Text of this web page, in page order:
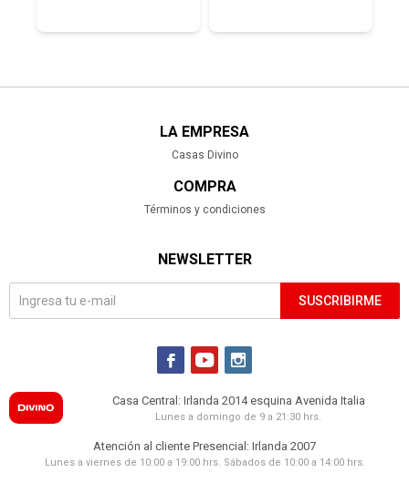
LA EMPRESA
Casas Divino
COMPRA
Términos y condiciones
NEWSLETTER
SUSCRIBIRME
  
Casa Central: Irlanda 2014 esquina Avenida Italia
Lunes a domingo de 9 a 21:30 hrs.
Atención al cliente Presencial: Irlanda 2007
Lunes a viernes de 10:00 a 19:00 hrs. Sábados de 10:00 a 14:00 hrs.